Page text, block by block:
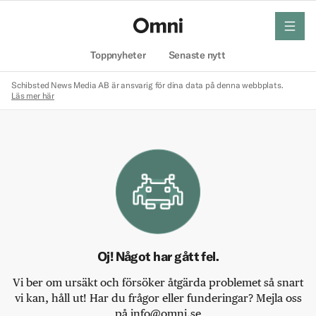
Toppnyheter Senaste nytt
meny
Schibsted News Media AB är ansvarig för dina data på denna webbplats.
Läs mer här
Oj! Något har gått fel.
Vi ber om ursäkt och försöker åtgärda problemet så snart
vi kan, håll ut! Har du frågor eller funderingar? Mejla oss